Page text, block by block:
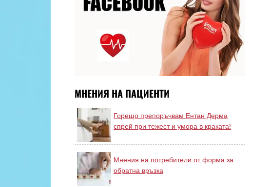
МНЕНИЯ НА ПАЦИЕНТИ
Горещо препоръчвам Ентан Дерма
спрей при тежест и умора в краката!
Мнения на потребители от форма за
обратна връзка